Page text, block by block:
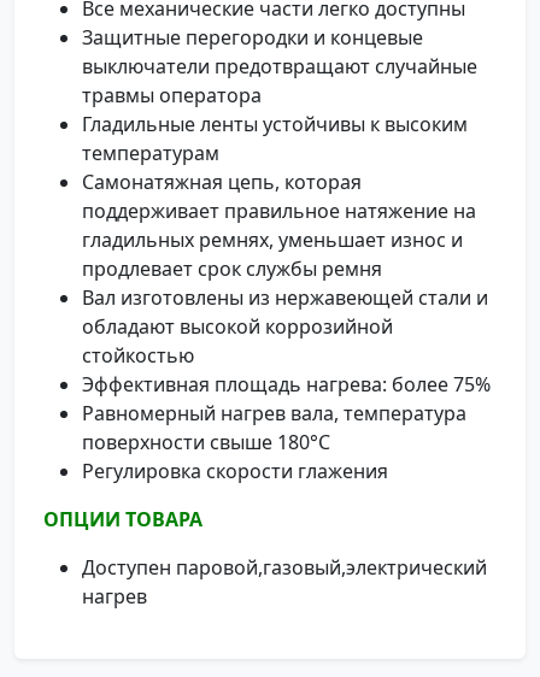
Все механические части легко доступны
Защитные перегородки и концевые
выключатели предотвращают случайные
травмы оператора
Гладильные ленты устойчивы к высоким
температурам
Самонатяжная цепь, которая
поддерживает правильное натяжение на
гладильных ремнях, уменьшает износ и
продлевает срок службы ремня
Вал изготовлены из нержавеющей стали и
обладают высокой коррозийной
стойкостью
Эффективная площадь нагрева: более 75%
Равномерный нагрев вала, температура
поверхности свыше 180°C
Регулировка скорости глажения
ОПЦИИ ТОВАРА
Доступен паровой,газовый,электрический
нагрев